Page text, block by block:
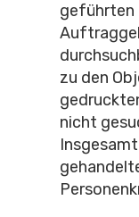
geführten
zu den
nicht